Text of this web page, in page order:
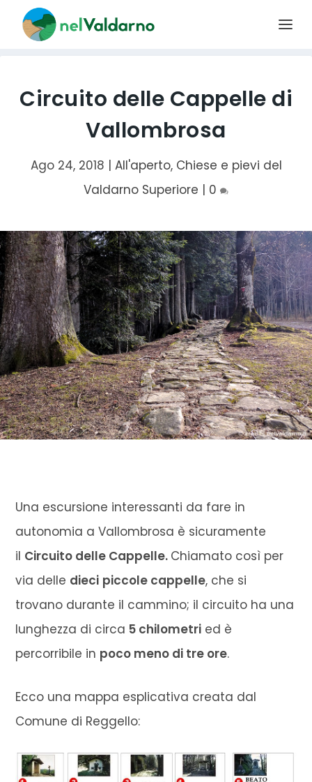
Circuito delle Cappelle di
Vallombrosa
Ago 24, 2018 | All'aperto, Chiese e pievi del
Valdarno Superiore | 0
Una escursione interessanti da fare in
autonomia a Vallombrosa è sicuramente
il Circuito delle Cappelle. Chiamato così per
via delle dieci piccole cappelle, che si
trovano durante il cammino; il circuito ha una
lunghezza di circa 5 chilometri ed è
percorribile in poco meno di tre ore.
Ecco una mappa esplicativa creata dal
Comune di Reggello: